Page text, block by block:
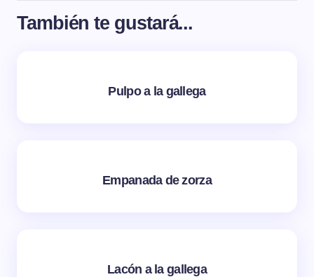
También te gustará...
Pulpo a la gallega
Empanada de zorza
Lacón a la gallega